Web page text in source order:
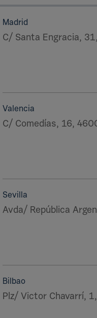
Madrid
C/ Santa Engracia,
Valencia
C/ Comedías, 16,
Sevilla
Avda/ República
Bilbao
Plz/ Victor Chavarrí,